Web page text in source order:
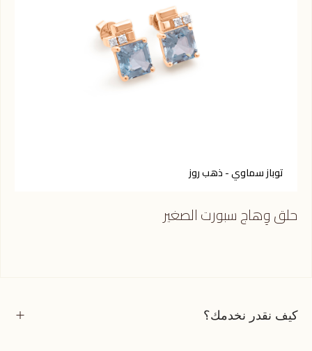
توباز سماوي - ذهب روز
حلق وِهاج سبورت الصغير
كيف نقدر نخدمك؟